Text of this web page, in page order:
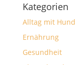
Kategorien
Alltag mit Hund
Ernährung
Gesundheit